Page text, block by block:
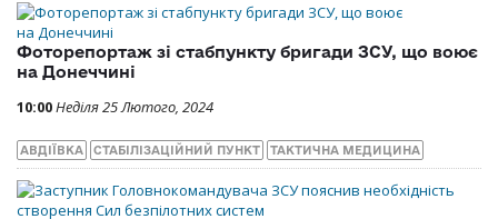
Фоторепортаж зі стабпункту бригади ЗСУ, що воює
на Донеччині
10:00Неділя 25 Лютого, 2024
АВДІЇВКА СТАБІЛІЗАЦІЙНИЙ ПУНКТ ТАКТИЧНА МЕДИЦИНА